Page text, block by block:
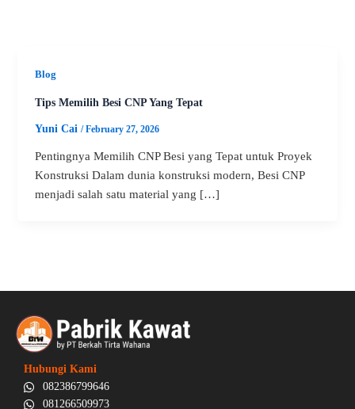
Blog
Tips Memilih Besi CNP Yang Tepat
Yuni Cai/February 27, 2026
Pentingnya Memilih CNP Besi yang Tepat untuk Proyek
Konstruksi Dalam dunia konstruksi modern, Besi CNP
menjadi salah satu material yang […]
Hubungi Kami
082386799646
081266509973